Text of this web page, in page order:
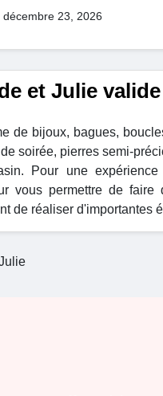
décembre 23, 2026
et Julie
de bijoux, bagues,
soirée, pierres semi-
Pour une
vous permettre de faire
de réaliser d'importantes